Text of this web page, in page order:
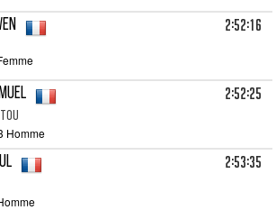
2:52:16
2:52:25
Homme
2:53:35